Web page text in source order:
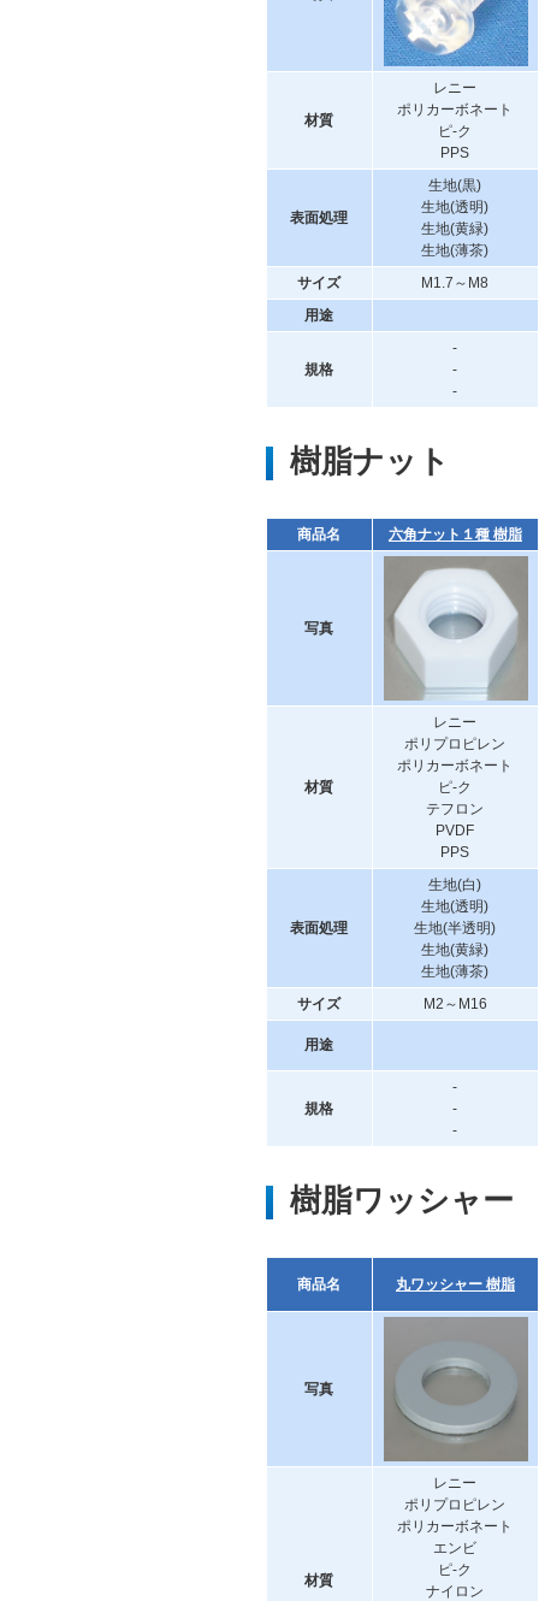
材質
レニー
ポリカーボネート
ピ-ク
PPS
表面処理
生地(黒)
生地(透明)
生地(黄緑)
生地(薄茶)
サイズ
M1.7～M8
用途
規格
-
-
-
樹脂ナット
商品名 六角ナット１種 樹脂
写真
材質
レニー
ポリプロピレン
ポリカーボネート
ピ-ク
テフロン
PVDF
PPS
表面処理
生地(白)
生地(透明)
生地(半透明)
生地(黄緑)
生地(薄茶)
サイズ
M2～M16
用途
規格
-
-
-
樹脂ワッシャー
商品名 丸ワッシャー 樹脂
写真
材質
レニー
ポリプロピレン
ポリカーボネート
エンビ
ピ-ク
ナイロン